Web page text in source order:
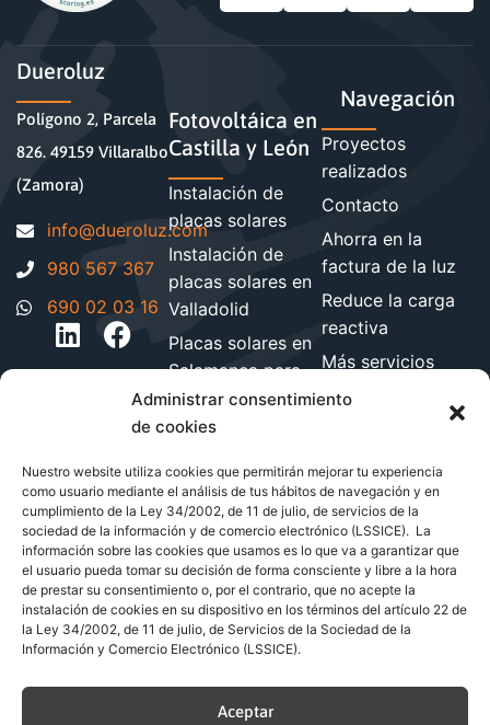
Administrar consentimiento
de cookies
Nuestro website utiliza cookies que permitirán mejorar tu experiencia
como usuario mediante el análisis de tus hábitos de navegación y en
cumplimiento de la Ley 34/2002, de 11 de julio, de servicios de la
sociedad de la información y de comercio electrónico (LSSICE). La
información sobre las cookies que usamos es lo que va a garantizar que
el usuario pueda tomar su decisión de forma consciente y libre a la hora
de prestar su consentimiento o, por el contrario, que no acepte la
instalación de cookies en su dispositivo en los términos del artículo 22 de
la Ley 34/2002, de 11 de julio, de Servicios de la Sociedad de la
Información y Comercio Electrónico (LSSICE).
Aceptar
Dueroluz
Polígono 2, Parcela
826. 49159 Villaralbo
(Zamora)
moc.zuloreud@ofni
980 567 367
690 02 03 16
Fotovoltáica en
Castilla y León
Instalación de
placas solares
Instalación de
placas solares en
Valladolid
Placas solares en
Salamanca para
hogares y
empresa
paneles solares
en León
Instalación de
paneles solares
en Zamora
Navegación
Proyectos
realizados
Contacto
Ahorra en la
factura de la luz
Reduce la carga
reactiva
Más servicios
energéticos
Blog de energía y
© Copyright 2026 Renovables Dueroluz S.L.